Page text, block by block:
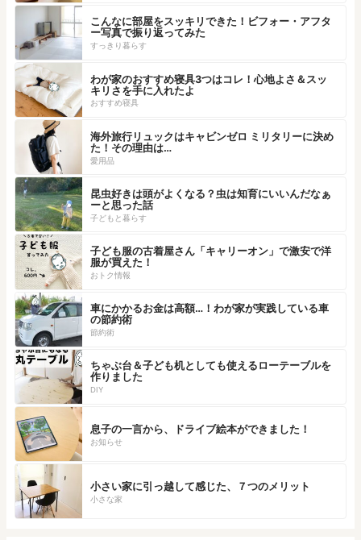
こんなに部屋をスッキリできた！ビフォー・アフタ
ー写真で振り返ってみた
すっきり暮らす
わが家のおすすめ寝具3つはコレ！心地よさ＆スッ
キリさを手に入れたよ
おすすめ寝具
海外旅行リュックはキャビンゼロ ミリタリーに決め
た！その理由は…
愛用品
昆虫好きは頭がよくなる？虫は知育にいいんだなぁ
ーと思った話
子どもと暮らす
子ども服の古着屋さん「キャリーオン」で激安で洋
服が買えた！
おトク情報
車にかかるお金は高額…！わが家が実践している車
の節約術
節約術
ちゃぶ台＆子ども机としても使えるローテーブルを
作りました
DIY
息子の一言から、ドライブ絵本ができました！
お知らせ
小さい家に引っ越して感じた、７つのメリット
小さな家